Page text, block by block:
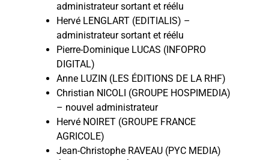
administrateur sortant et réélu
Hervé LENGLART (EDITIALIS) –
administrateur sortant et réélu
Pierre-Dominique LUCAS (INFOPRO
DIGITAL)
Anne LUZIN (LES ÉDITIONS DE LA RHF)
Christian NICOLI (GROUPE HOSPIMEDIA)
– nouvel administrateur
Hervé NOIRET (GROUPE FRANCE
AGRICOLE)
Jean-Christophe RAVEAU (PYC MEDIA)